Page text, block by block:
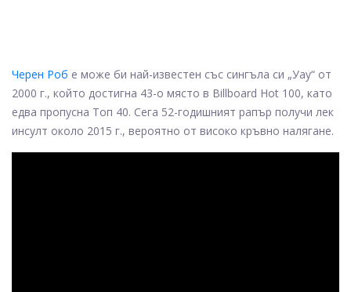
Черен Роб е може би най-известен със сингъла си „Уау“ от
2000 г., който достигна 43-о място в Billboard Hot 100, като
едва пропусна Топ 40. Сега 52-годишният рапър получи лек
инсулт около 2015 г., вероятно от високо кръвно налягане.